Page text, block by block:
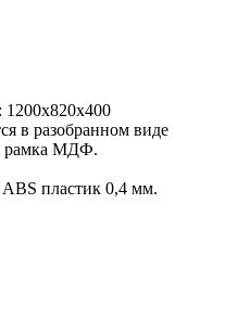
в разобранном виде
рамка МДФ.
пластик 0,4 мм.